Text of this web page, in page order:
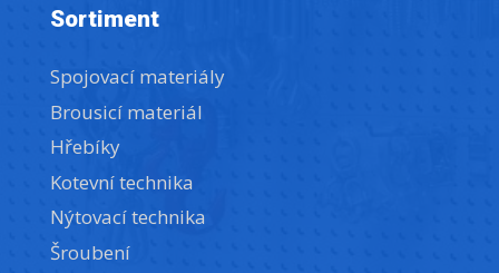
Sortiment
Spojovací materiály
Brousicí materiál
Hřebíky
Kotevní technika
Nýtovací technika
Šroubení